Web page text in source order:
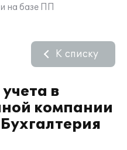
на базе ПП
в
компании
К списку